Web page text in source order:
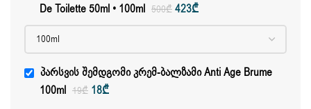
De Toilette 50ml • 100ml 500₾ 423₾
Პარსვის Შემდგომი Კრემ-Ბალზამი Anti Age Brume
100ml 19₾ 18₾